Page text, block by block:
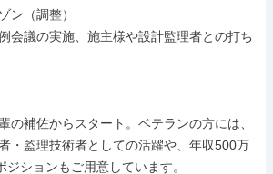
ン（調整）
会議の実施、施主様や設計監理者との打ち
の補佐からスタート。ベテランの方には、
・監理技術者としての活躍や、年収500万
ジションもご用意しています。